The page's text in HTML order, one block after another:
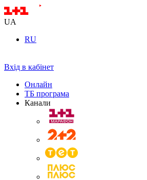
UA
RU
Вхід в кабінет
Онлайн
ТБ програма
Канали